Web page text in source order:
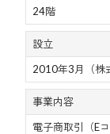
24階
設立
2010年3月（株
事業内容
電子商取引（E